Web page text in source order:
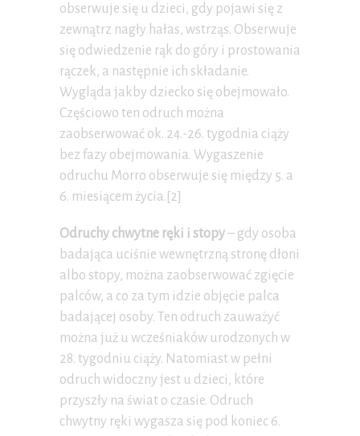
obserwuje się u dzieci, gdy pojawi się z
zewnątrz nagły hałas, wstrząs. Obserwuje
się odwiedzenie rąk do góry i prostowania
rączek, a następnie ich składanie.
Wygląda jakby dziecko się obejmowało.
Częściowo ten odruch można
zaobserwować ok. 24.-26. tygodnia ciąży
bez fazy obejmowania. Wygaszenie
odruchu Morro obserwuje się między 5. a
6. miesiącem życia.[2]
Odruchy chwytne ręki i stopy– gdy osoba
badająca uciśnie wewnętrzną stronę dłoni
albo stopy, można zaobserwować zgięcie
palców, a co za tym idzie objęcie palca
badającej osoby. Ten odruch zauważyć
można już u wcześniaków urodzonych w
28. tygodniu ciąży. Natomiast w pełni
odruch widoczny jest u dzieci, które
przyszły na świat o czasie. Odruch
chwytny ręki wygasza się pod koniec 6.